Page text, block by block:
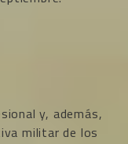
y, además,
militar de los